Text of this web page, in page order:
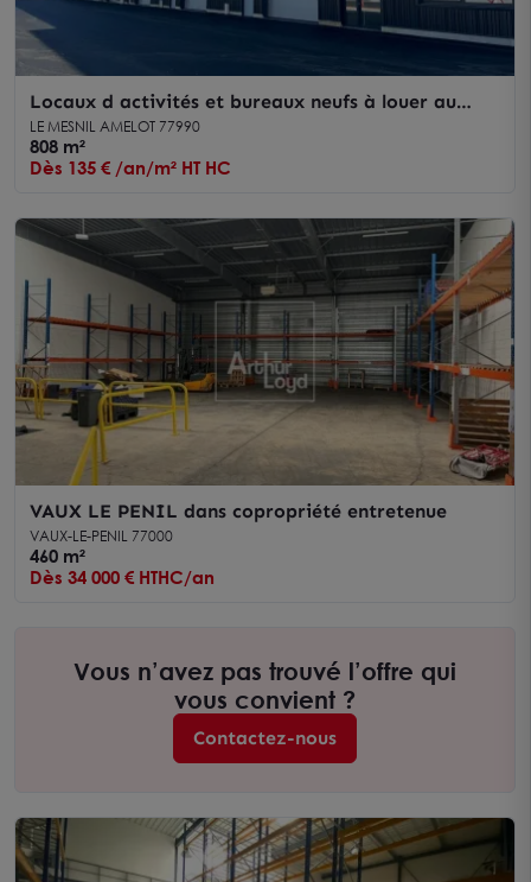
Locaux d activités et bureaux neufs à louer au
Mesnil-Amelot proche futur métro
LE MESNIL AMELOT 77990
808 m²
Dès 135 € /an/m² HT HC
VAUX LE PENIL dans copropriété entretenue
VAUX-LE-PENIL 77000
460 m²
Dès 34 000 € HTHC/an
Vous n’avez pas trouvé l’offre qui
vous convient ?
Contactez-nous